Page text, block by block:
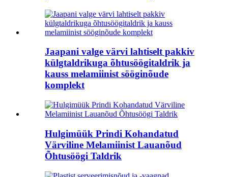
Jaapani valge värvi lahtiselt pakkiv
külgtaldrikuga õhtusöögitaldrik ja
kauss melamiinist sööginõude
komplekt
Hulgimüük Prindi Kohandatud
Värviline Melamiinist Lauanõud
Õhtusöögi Taldrik